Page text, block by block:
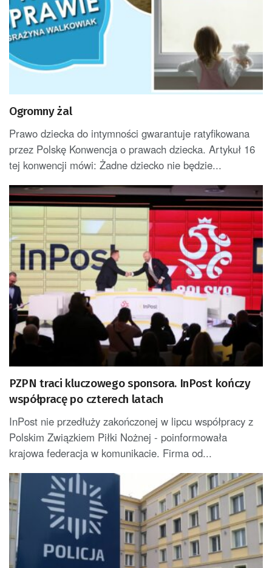
Ogromny żal
Prawo dziecka do intymności gwarantuje ratyfikowana
przez Polskę Konwencja o prawach dziecka. Artykuł 16
tej konwencji mówi: Żadne dziecko nie będzie...
PZPN traci kluczowego sponsora. InPost kończy
współpracę po czterech latach
InPost nie przedłuży zakończonej w lipcu współpracy z
Polskim Związkiem Piłki Nożnej - poinformowała
krajowa federacja w komunikacie. Firma od...